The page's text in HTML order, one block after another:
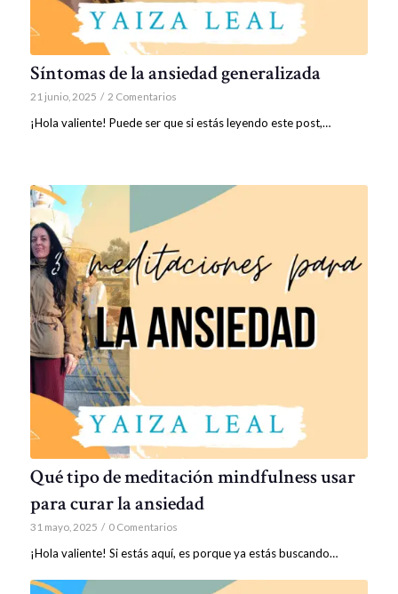
Síntomas de la ansiedad generalizada
21 junio, 2025 / 2 Comentarios
¡Hola valiente! Puede ser que si estás leyendo este post,…
Qué tipo de meditación mindfulness usar
para curar la ansiedad
31 mayo, 2025 / 0 Comentarios
¡Hola valiente! Si estás aquí, es porque ya estás buscando…